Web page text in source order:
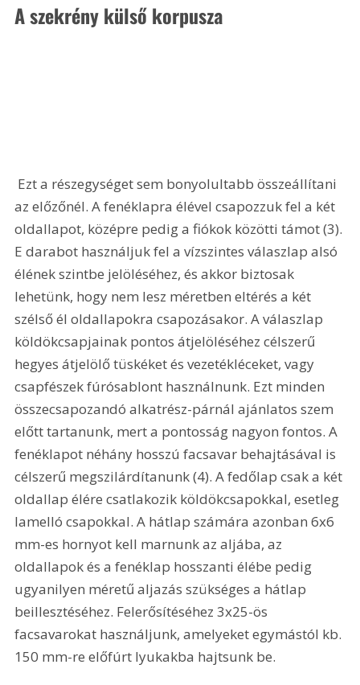
A szekrény külső korpusza
az előzőnél. A fenéklapra élével csapozzuk fel a két
oldallapot, középre pedig a fiókok közötti támot (3).
E darabot használjuk fel a vízszintes válaszlap alsó
élének szintbe jelöléséhez, és akkor biztosak
lehetünk, hogy nem lesz méretben eltérés a két
szélső él oldallapokra csapozásakor. A válaszlap
köldökcsapjainak pontos átjelöléséhez célszerű
hegyes átjelölő tüskéket és vezetékléceket, vagy
csapfészek fúrósablont használnunk. Ezt minden
összecsapozandó alkatrész-párnál ajánlatos szem
előtt tartanunk, mert a pontosság nagyon fontos. A
fenéklapot néhány hosszú facsavar behajtásával is
célszerű megszilárdítanunk (4). A fedőlap csak a két
oldallap élére csatlakozik köldökcsapokkal, esetleg
lamelló csapokkal. A hátlap számára azonban 6x6
mm-es hornyot kell marnunk az aljába, az
oldallapok és a fenéklap hosszanti élébe pedig
ugyanilyen méretű aljazás szükséges a hátlap
beillesztéséhez. Felerősítéséhez 3x25-ös
facsavarokat használjunk, amelyeket egymástól kb.
150 mm-re előfúrt lyukakba hajtsunk be.